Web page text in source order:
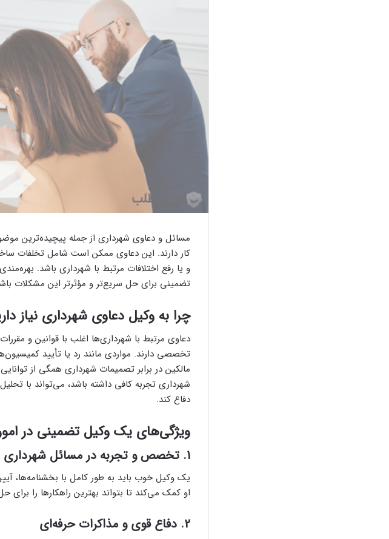
مسائل و دعاوی شهرداری از جمله پیچیده‌ترین
کار دارند. این دعاوی ممکن است شامل تخلفات
و یا رفع اختلافات مرتبط با شهرداری باشد.
تضمینی برای حل سریع‌تر و مؤثرتر این مشکلات
چرا به وکیل دعاوی شهرداری نیاز
دعاوی مرتبط با شهرداری‌ها اغلب با قوانین و
مالکین در برابر تصمیمات شهرداری همگی از
شهرداری تجربه کافی داشته باشد، می‌تواند با
دفاع کند.
ویژگی‌های یک وکیل تضمینی در
1. تخصص و تجربه در مسائل شهرداری
یک وکیل خوب باید به طور کامل با بخشنامه‌ها،
او کمک می‌کند تا بتواند بهترین راهکارها را برای
2. دفاع قوی و مذاکرات حرفه‌ای